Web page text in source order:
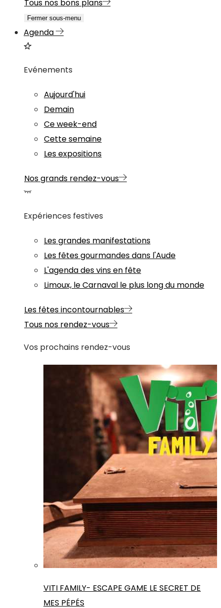
Tous nos bons plans
Fermer sous-menu
Agenda
Evénements
Aujourd'hui
Demain
Ce week-end
Cette semaine
Les expositions
Nos grands rendez-vous
Expériences festives
Les grandes manifestations
Les fêtes gourmandes dans l'Aude
L'agenda des vins en fête
Limoux, le Carnaval le plus long du monde
Les fêtes incontournables
Tous nos rendez-vous
Vos prochains rendez-vous
VITI FAMILY- ESCAPE GAME LE SECRET DE
MES PÉPÉS